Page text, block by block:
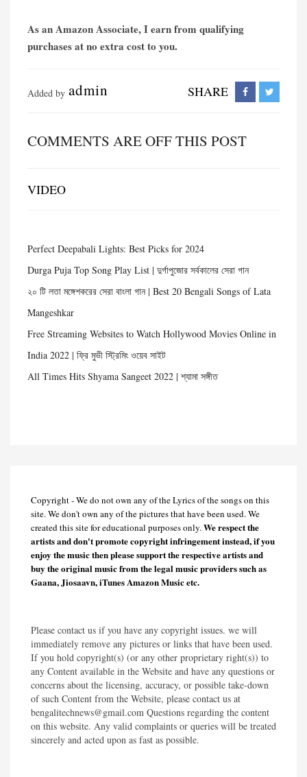
As an Amazon Associate, I earn from qualifying
purchases at no extra cost to you.
Added by admin SHARE
COMMENTS ARE OFF THIS POST
VIDEO
Perfect Deepabali Lights: Best Picks for 2024
Durga Puja Top Song Play List | দুর্গাপুজোর সর্বকালের সেরা গান
২০ টি লতা মঙ্গেশকরের সেরা বাংলা গান | Best 20 Bengali Songs of Lata
Mangeshkar
Free Streaming Websites to Watch Hollywood Movies Online in
India 2022 | ফ্রি মুভী স্ট্রিমিং ওয়েব সাইট
All Times Hits Shyama Sangeet 2022 | শ্যামা সঙ্গীত
Copyright - We do not own any of the Lyrics of the songs on this
site. We don't own any of the pictures that have been used. We
created this site for educational purposes only.We respect the
artists and don't promote copyright infringement instead, if you
enjoy the music then please support the respective artists and
buy the original music from the legal music providers such as
Gaana, Jiosaavn, iTunes Amazon Music etc.
Please contact us if you have any copyright issues. we will
immediately remove any pictures or links that have been used.
If you hold copyright(s) (or any other proprietary right(s)) to
any Content available in the Website and have any questions or
concerns about the licensing, accuracy, or possible take-down
of such Content from the Website, please contact us at
bengalitechnews@gmail.com Questions regarding the content
on this website. Any valid complaints or queries will be treated
sincerely and acted upon as fast as possible.​